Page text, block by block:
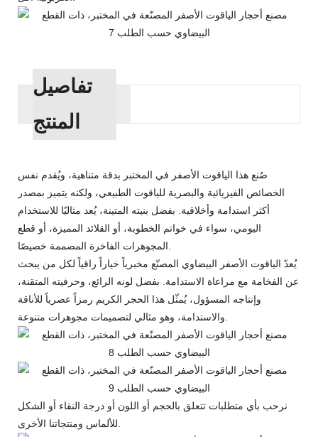
تفاصيل
المنتج
صُنع هذا الياقوت الأصفر في المختبر بدقة متناهية، ويُقدم نفس
الخصائص الفيزيائية والبصرية للياقوت الطبيعي، ولكنه يتميز بمصدر
أكثر استدامة وأخلاقية. بفضل بنيته المتينة، يُعد مثاليًا للاستخدام
اليومي، سواء في خواتم الخطوبة، أو القلائد المميزة، أو قطع
يُعدّ الياقوت الأصفر البيضاوي المصنّع مخبرياً خياراً راقياً لكل من يبحث
عن الفخامة مع مراعاة الاستدامة. بفضل لونه الرائع، وحرفيته المتقنة،
وإنتاجه المسؤول، يُمثّل هذا الحجر الكريم رمزاً عصرياً للأناقة
نرحب بأي متطلبات تتعلق بالحجم أو اللون أو درجة النقاء أو الشكل